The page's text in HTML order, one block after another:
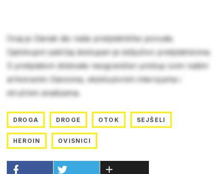
Ovaj je članak dio naše pretplatničke ponude.
Cjelokupni sadržaj dostupan je isključivo pretplatnicima.
S pretplatom dobivate neograničen pristup svim našim
arhiviranim člancima, ekskluzivnim intervjuima i
stručnim analizama.
DROGA DROGE OTOK SEJŠELI
HEROIN OVISNICI